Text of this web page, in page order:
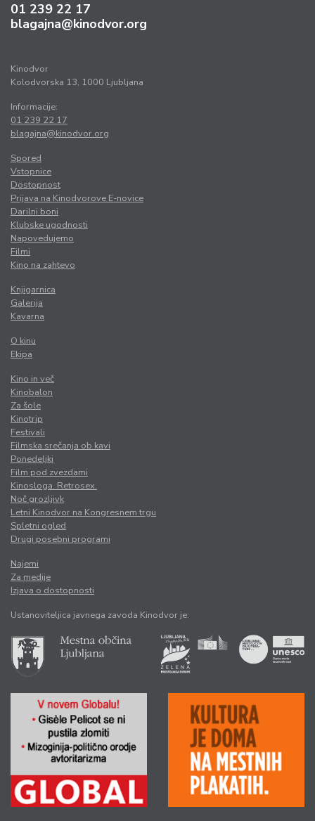
01 239 22 17
blagajna@kinodvor.org
Kinodvor
Kolodvorska 13, 1000 Ljubljana
Informacije:
01 239 22 17
blagajna@kinodvor.org
Spored
Vstopnice
Dostopnost
Prijava na Kinodvorove E-novice
Darilni boni
Klubske ugodnosti
Napovedujemo
Filmi
Kino na zahtevo
Knjigarnica
Galerija
Kavarna
O kinu
Ekipa
Kino in več
Kinobalon
Za šole
Kinotrip
Festivali
Filmska srečanja ob kavi
Ponedeljki
Film pod zvezdami
Kinosloga. Retrosex.
Noč grozljivk
Letni Kinodvor na Kongresnem trgu
Spletni ogled
Drugi posebni programi
Najemi
Za medije
Izjava o dostopnosti
Ustanoviteljica javnega zavoda Kinodvor je: